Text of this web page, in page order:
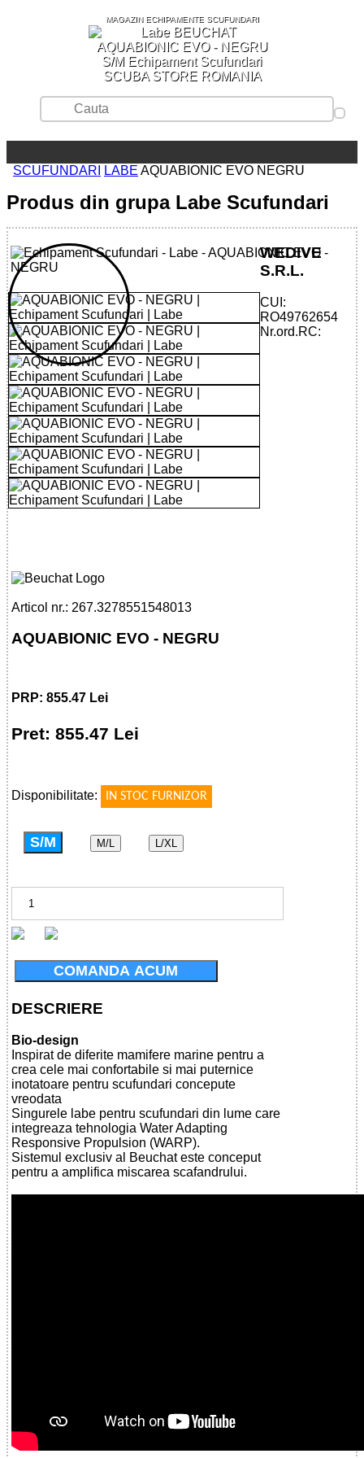
MAGAZIN ECHIPAMENTE SCUFUNDARI
SCUBA STORE ROMANIA
SCUFUNDARI LABE AQUABIONIC EVO NEGRU
Produs din grupa Labe Scufundari
Articol nr.: 267.3278551548013
AQUABIONIC EVO - NEGRU
PRP: 855.47 Lei
Pret: 855.47 Lei
Disponibilitate:
IN STOC FURNIZOR
S/M M/L L/XL
COMANDA ACUM
DESCRIERE
Bio-design
Inspirat de diferite mamifere marine pentru a
crea cele mai confortabile si mai puternice
inotatoare pentru scufundari concepute
vreodata
Singurele labe pentru scufundari din lume care
integreaza tehnologia Water Adapting
Responsive Propulsion (WARP).
Sistemul exclusiv al Beuchat este conceput
pentru a amplifica miscarea scafandrului.
WEDIVE
S.R.L.
CUI:
RO49762654
Nr.ord.RC: